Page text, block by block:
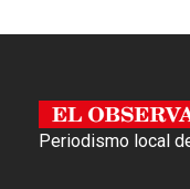
Periodismo local